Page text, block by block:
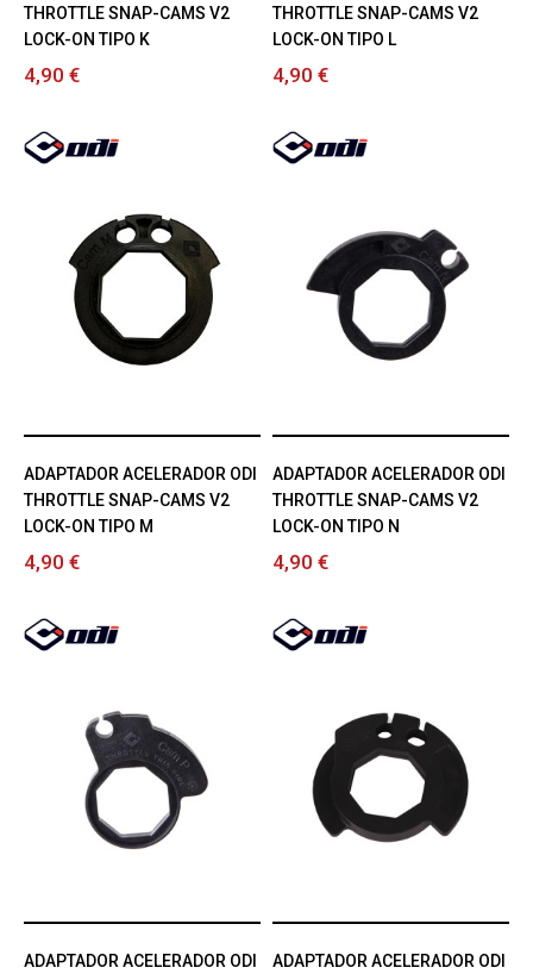
THROTTLE SNAP-CAMS V2
LOCK-ON TIPO K
4,90 €
THROTTLE SNAP-CAMS V2
LOCK-ON TIPO L
4,90 €
ADAPTADOR ACELERADOR ODI
THROTTLE SNAP-CAMS V2
LOCK-ON TIPO M
4,90 €
ADAPTADOR ACELERADOR ODI
THROTTLE SNAP-CAMS V2
LOCK-ON TIPO N
4,90 €
ADAPTADOR ACELERADOR ODI ADAPTADOR ACELERADOR ODI